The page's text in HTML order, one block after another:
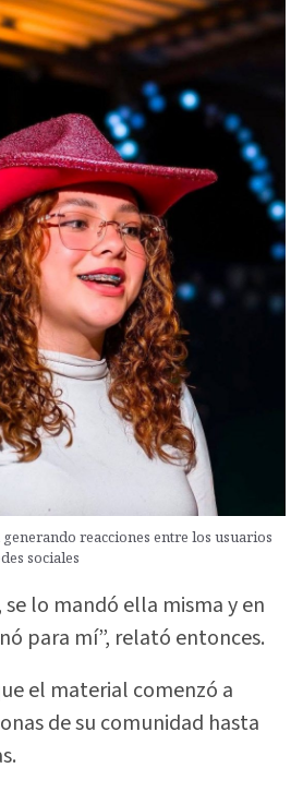
reacciones entre los usuarios
sociales
lo mandó ella misma y en
para mí”, relató entonces.
el material comenzó a
de su comunidad hasta